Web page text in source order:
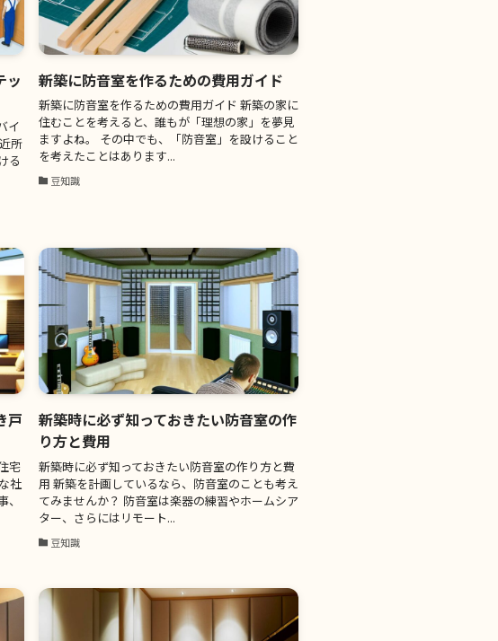
ッ
イ
所
る
新築に防音室を作るための費用ガイド
新築に防音室を作るための費用ガイド 新築の家に
住むことを考えると、誰もが「理想の家」を夢見
ますよね。 その中でも、「防音室」を設けること
を考えたことはあります...
豆知識
戸
宅
社
新築時に必ず知っておきたい防音室の作
り方と費用
新築時に必ず知っておきたい防音室の作り方と費
用 新築を計画しているなら、防音室のことも考え
てみませんか？ 防音室は楽器の練習やホームシア
ター、さらにはリモート...
豆知識